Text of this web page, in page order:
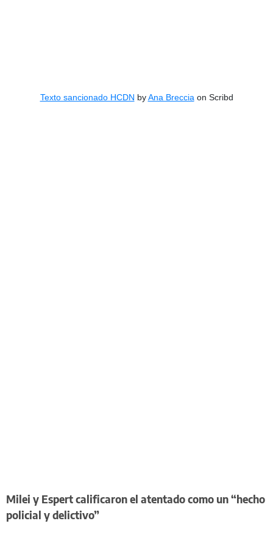
Texto sancionado HCDN byAna Brecciaon Scribd
Milei y Espert calificaron el atentado como un “hecho
policial y delictivo”